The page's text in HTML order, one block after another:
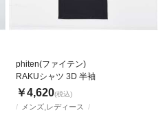
メンズ,レディース
phiten(ファイテン)
RAKUシャツ 3D 半袖
￥4,620(税込)